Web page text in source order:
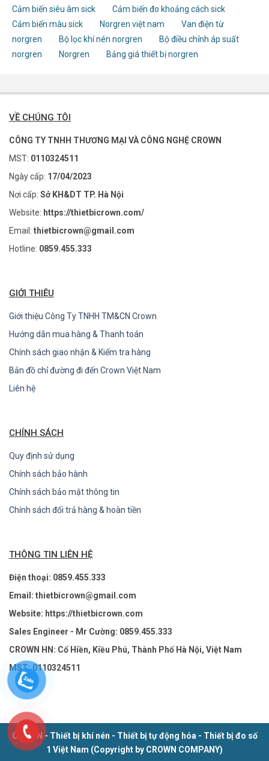
Cảm biến siêu âm sick
Cảm biến đo khoảng cách sick
Cảm biến màu sick
Norgren việt nam
Van điện từ
norgren
Bộ lọc khí nén norgren
Bộ điều chỉnh áp suất
norgren
Norgren Bảng giá thiết bị norgren
VỀ CHÚNG TÔI
CÔNG TY TNHH THƯƠNG MẠI VÀ CÔNG NGHỆ CROWN
MST: 0110324511
Ngày cấp: 17/04/2023
Nơi cấp: Sở KH&DT TP. Hà Nội
Website: https://thietbicrown.com/
Email: thietbicrown@gmail.com
Hotline: 0859.455.333
GIỚI THIỆU
Giới thiệu Công Ty TNHH TM&CN Crown
Hướng dẫn mua hàng & Thanh toán
Chính sách giao nhận & Kiểm tra hàng
Bản đồ chỉ đường đi đến Crown Việt Nam
Liên hệ
CHÍNH SÁCH
Quy định sử dụng
Chính sách bảo hành
Chính sách bảo mật thông tin
Chính sách đổi trả hàng & hoàn tiền
THÔNG TIN LIÊN HỆ
Điện thoại: 0859.455.333
Email: thietbicrown@gmail.com
Website: https://thietbicrown.com
Sales Engineer - Mr Cường: 0859.455.333
CROWN HN: Cổ Hiền, Kiều Phú, Thành Phố Hà Nội, Việt Nam
MST: 0110324511
CROWN - Thiết bị khí nén - Thiết bị tự động hóa - Thiết bị đo số
1 Việt Nam (Copyright by CROWN COMPANY)